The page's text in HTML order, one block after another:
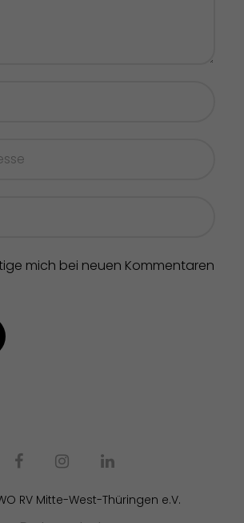
mich bei neuen Kommentaren
RV Mitte-West-Thüringen e.V.